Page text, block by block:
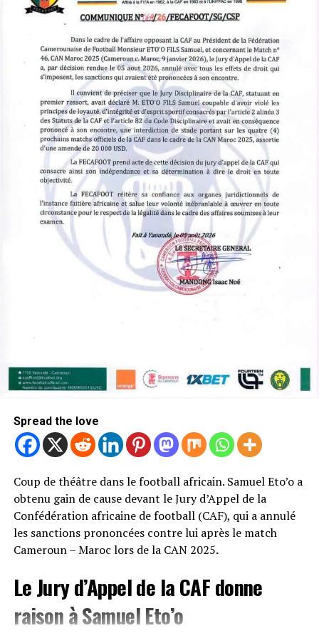
Spread the love
Coup de théâtre dans le football africain. Samuel Eto’o a
obtenu gain de cause devant le Jury d’Appel de la
Confédération africaine de football (CAF), qui a annulé
les sanctions prononcées contre lui après le match
Cameroun – Maroc lors de la CAN 2025.
Le Jury d’Appel de la CAF donne
raison à Samuel Eto’o